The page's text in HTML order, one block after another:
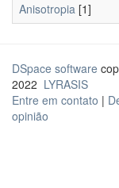
Anisotropia [1]
DSpace software
2022 LYRASIS
Entre em contato |
opinião